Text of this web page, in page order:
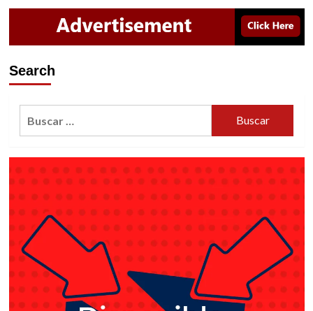
EN
EL
N°1
CON
GENTE”
Search